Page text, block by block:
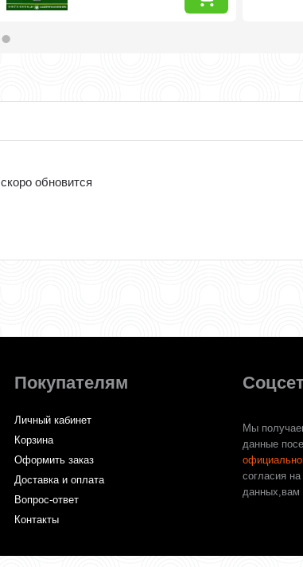
скоро обновится
Покупателям
Личный кабинет
Корзина
Оформить заказ
Доставка и оплата
Вопрос-ответ
Контакты
Мы
данные
согласия
данных,вам